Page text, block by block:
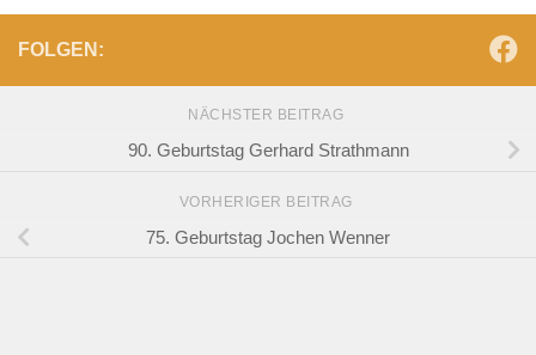
FOLGEN:
NÄCHSTER BEITRAG
90. Geburtstag Gerhard Strathmann
VORHERIGER BEITRAG
75. Geburtstag Jochen Wenner